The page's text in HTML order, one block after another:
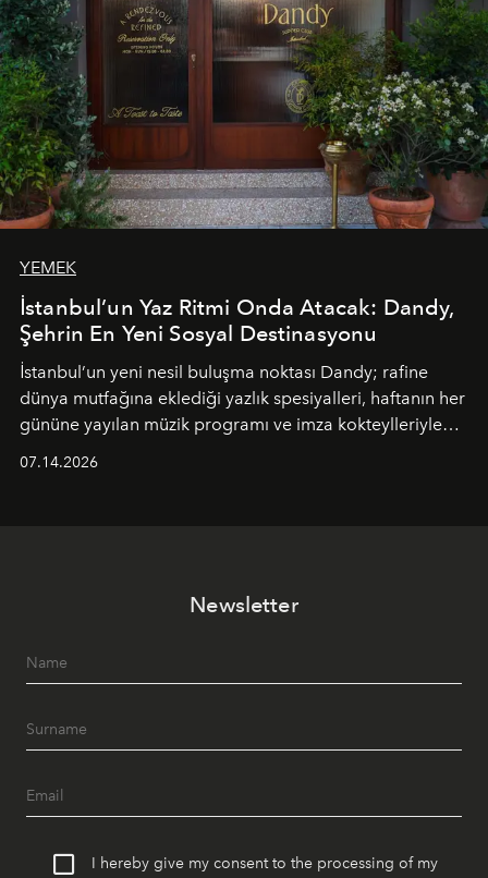
YEMEK
İstanbul’un Yaz Ritmi Onda Atacak: Dandy,
Şehrin En Yeni Sosyal Destinasyonu
İstanbul’un yeni nesil buluşma noktası Dandy; rafine
dünya mutfağına eklediği yazlık spesiyalleri, haftanın her
gününe yayılan müzik programı ve imza kokteylleriyle
07.14.2026
Newsletter
I hereby give my consent to the processing of my